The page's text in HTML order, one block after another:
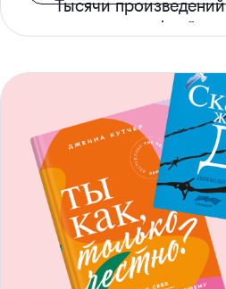
Тысячи произведений
с доступом офлайн